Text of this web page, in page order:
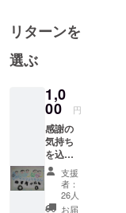
きっかけに
昭和３６
（1961）年
(1907-2015)
が小学校教
諭などを経
て個人で設
立しまし
た。
東日本大震
リターンを
選ぶ
1,0
00 円
感謝の
気持ち
を込め
て、子
どもた
ちの
メッ
支援
者：
26人
お届